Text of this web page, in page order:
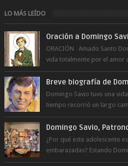
LO MÁS LEÍDO
Oración a Domingo
ORACIÓN Amado Santo
vida totalmente por el amor
a la juventud para ...
Breve biografía de
Domingo Savio tuvo una
tiempo recorrió un largo
del Espíritu Santo y fr...
Domingo Savio,
¿Por qué este adolescente
embarazadas? Estando
día le pide a Don Bosco...